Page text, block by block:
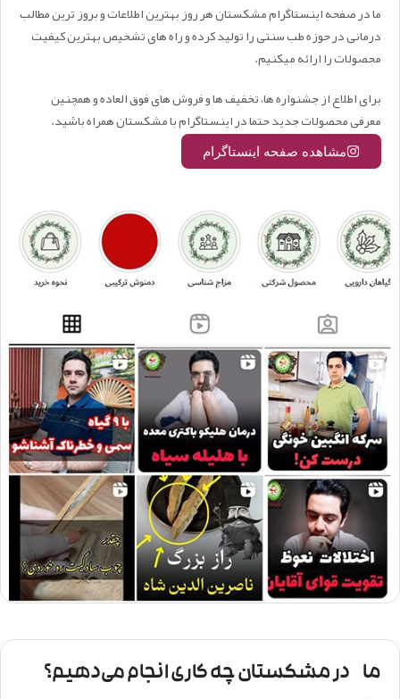
ما در صفحه اینستاگرام مشکستان هر روز بهترین اطلاعات و بروز ترین مطالب
درمانی در حوزه طب سنتی را تولید کرده و راه های تشخیص بهترین کیفیت
محصولات را ارائه میکنیم.
برای اطلاع از جشنواره ها، تخفیف ها و فروش های فوق العاده و همچنین
معرفی محصولات جدید حتما در اینستاگرام با مشکستان همراه باشید.
مشاهده صفحه اینستاگرام
ما در مشکستان چه کاری انجام می‌دهیم؟